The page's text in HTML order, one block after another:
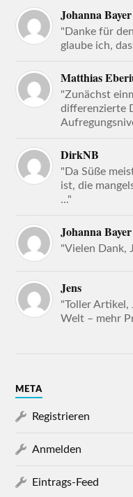
Johanna Bayer
"Danke für
glaube ich,
Matthias
"Zunächst
differenzierte
DirkNB
"Da Süße
ist, die
..."
Johanna Bayer
"Vielen Dank,
Jens
"Toller Artikel,
Welt – mehr
META
Registrieren
Anmelden
Eintrags-Feed